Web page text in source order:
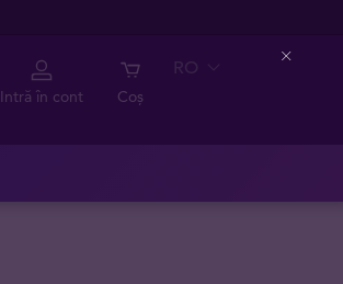
Intră în cont Coș
RO Close